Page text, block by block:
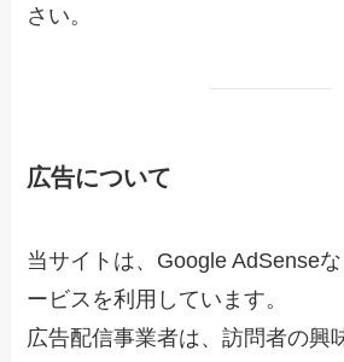
さい。
広告について
当サイトは、Google AdSense
ービスを利用しています。
広告配信事業者は、訪問者の興